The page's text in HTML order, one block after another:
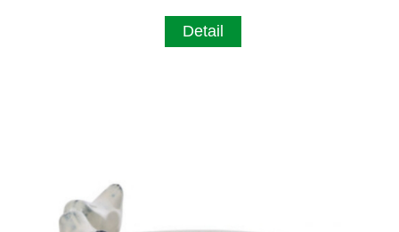
Detail